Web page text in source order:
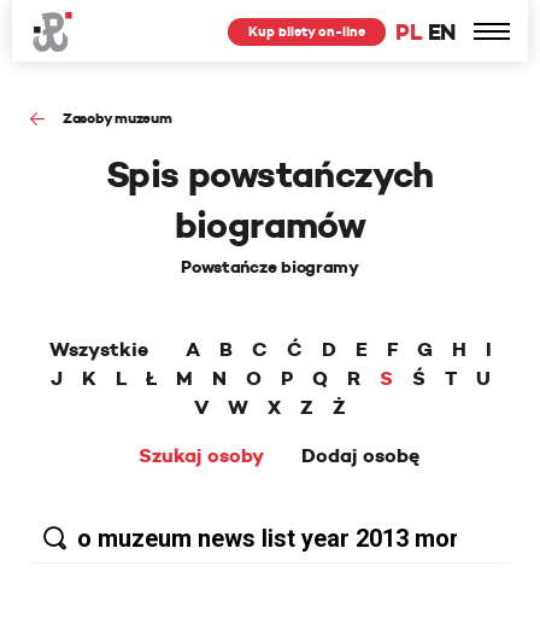
PL EN
Kup bilety on-line
Zasoby muzeum
Spis powstańczych
biogramów
Powstańcze biogramy
Wszystkie A B C Ć D E F G H
I
J
K L Ł M N O P Q R S Ś T
U
V
W X Z
Ż
Szukaj osoby
Dodaj osobę